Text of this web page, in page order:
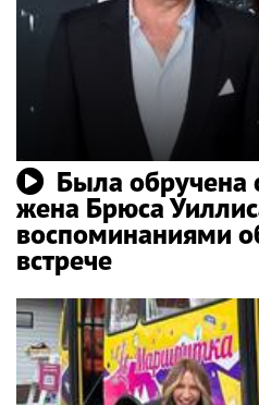
Была обручена
жена Брюса
воспоминаниями
встрече